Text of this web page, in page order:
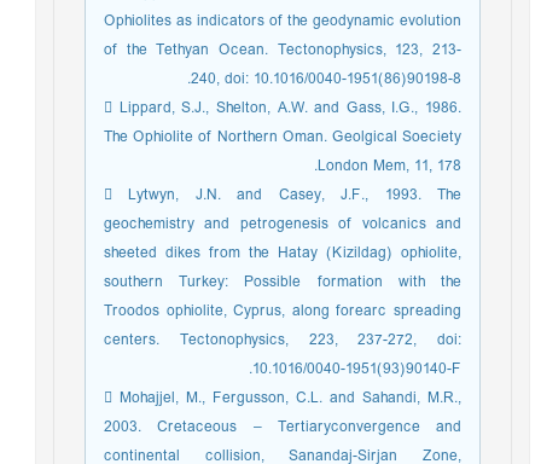
Ophiolites as indicators of the geodynamic evolution
of the Tethyan Ocean. Tectonophysics, 123, 213-
240, doi: 10.1016/0040-1951(86)90198-8.
 Lippard, S.J., Shelton, A.W. and Gass, I.G., 1986.
The Ophiolite of Northern Oman. Geolgical Soeciety
London Mem, 11, 178.
 Lytwyn, J.N. and Casey, J.F., 1993. The
geochemistry and petrogenesis of volcanics and
sheeted dikes from the Hatay (Kizildag) ophiolite,
southern Turkey: Possible formation with the
Troodos ophiolite, Cyprus, along forearc spreading
centers. Tectonophysics, 223, 237-272, doi:
10.1016/0040-1951(93)90140-F.
 Mohajjel, M., Fergusson, C.L. and Sahandi, M.R.,
2003. Cretaceous – Tertiaryconvergence and
continental collision, Sanandaj-Sirjan Zone,